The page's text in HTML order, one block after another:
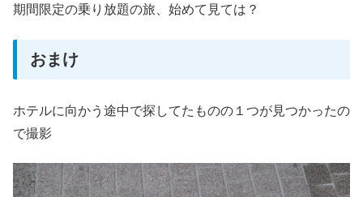
期間限定の乗り放題の旅、始めて見ては？
おまけ
ホテルに向かう途中で探してたものの１つが見つかったの
で撮影